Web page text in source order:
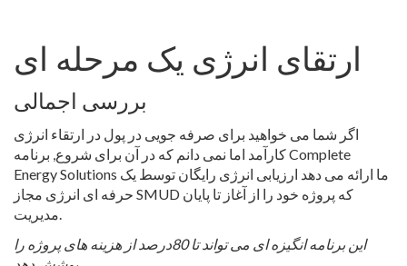
ارتقای انرژی یک مرحله ای
بررسی اجمالی
اگر شما می خواهید برای صرفه جویی در پول در ارتقاء انرژی
کارآمد اما نمی دانم که در آن برای شروع, برنامه Complete
Energy Solutions ما ارائه می دهد ارزیابی انرژی رایگان توسط یک
حرفه ای انرژی مجاز SMUD که پروژه خود را از آغاز تا پایان
مدیریت.
این برنامه انگیزه ای می تواند تا 80درصد از هزینه های پروژه را